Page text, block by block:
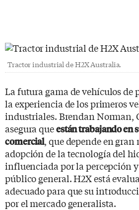
Tractor industrial de H2X Australia.
La futura gama de vehículos de
la experiencia de los primeros
industriales. Brendan Norman,
asegura queestán trabajando en
comercial, que depende en gran
adopción de la tecnología del
influenciada por la percepción
público general. H2X está
adecuado para que su
por el mercado generalista.